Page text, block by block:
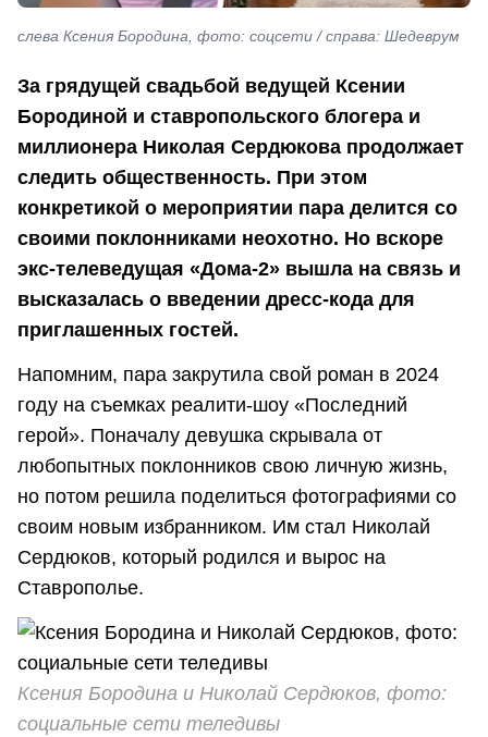
слева Ксения Бородина, фото: соцсети / справа: Шедеврум
За грядущей свадьбой ведущей Ксении
Бородиной и ставропольского блогера и
миллионера Николая Сердюкова продолжает
следить общественность. При этом
конкретикой о мероприятии пара делится со
своими поклонниками неохотно. Но вскоре
экс-телеведущая «Дома-2» вышла на связь и
высказалась о введении дресс-кода для
приглашенных гостей.
Напомним, пара закрутила свой роман в 2024
году на съемках реалити-шоу «Последний
герой». Поначалу девушка скрывала от
любопытных поклонников свою личную жизнь,
но потом решила поделиться фотографиями со
своим новым избранником. Им стал Николай
Сердюков, который родился и вырос на
Ставрополье.
Ксения Бородина и Николай Сердюков, фото:
социальные сети теледивы